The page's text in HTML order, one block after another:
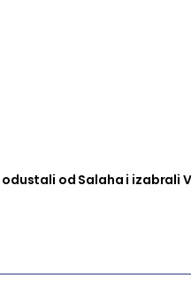
od Salaha i izabrali